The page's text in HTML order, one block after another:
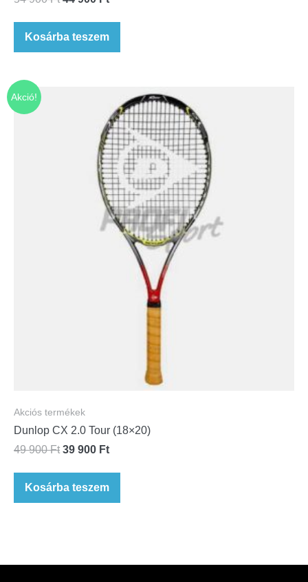
Kosárba teszem
Akció!
Akciós termékek
Dunlop CX 2.0 Tour (18×20)
49 900Ft 39 900 Ft
Kosárba teszem